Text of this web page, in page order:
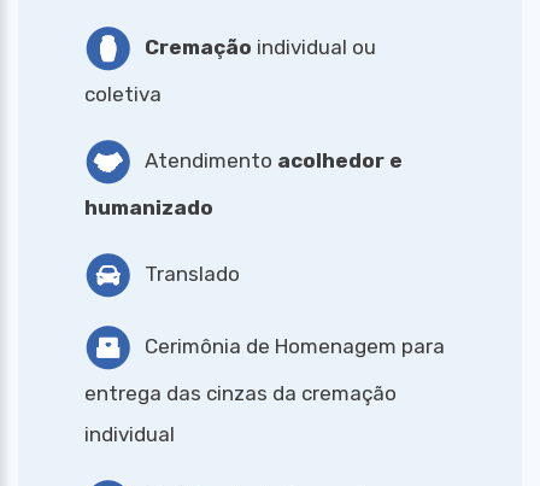
Cremação individual ou
coletiva
Atendimento acolhedor e
humanizado
Translado
Cerimônia de Homenagem para
entrega das cinzas da cremação
individual